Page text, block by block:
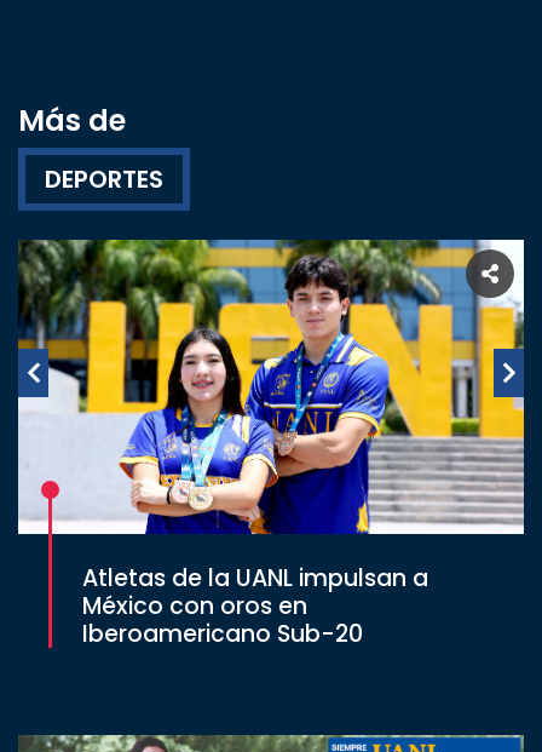
Más de
DEPORTES
Atletas de la UANL impulsan a
México con oros en
Iberoamericano Sub-20